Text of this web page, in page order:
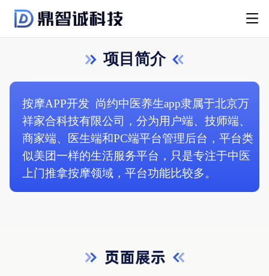
项目简介
按摩APP开发尚约中医养生app隶属于北京万
祥家合科技有限公司，分为用户端、技师端、
商家端、医生端和PC端平台管理后台，平台类
似美团一样的生活服务平台，只是专注于中医
上门推拿按摩领域，平台功能比较多。